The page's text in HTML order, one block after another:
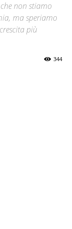
non stiamo
ma speriamo
più
344